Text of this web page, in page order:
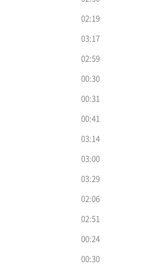
02:19
03:17
02:59
00:30
00:31
00:41
03:14
03:00
03:29
02:06
02:51
00:24
00:30